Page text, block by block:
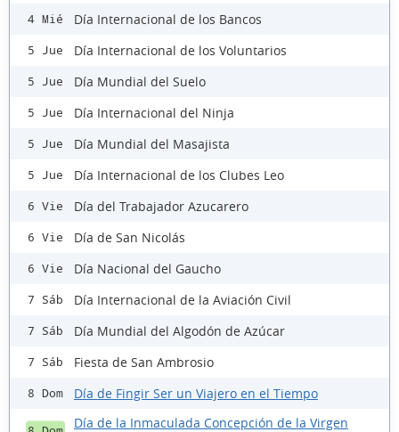
4 Mié Día Internacional de los Bancos
5 Jue Día Internacional de los Voluntarios
5 Jue Día Mundial del Suelo
5 Jue Día Internacional del Ninja
5 Jue Día Mundial del Masajista
5 Jue Día Internacional de los Clubes Leo
6 Vie Día del Trabajador Azucarero
6 Vie Día de San Nicolás
6 Vie Día Nacional del Gaucho
7 Sáb Día Internacional de la Aviación Civil
7 Sáb Día Mundial del Algodón de Azúcar
7 Sáb Fiesta de San Ambrosio
8 Dom Día de Fingir Ser un Viajero en el Tiempo
Día de la Inmaculada Concepción de la Virgen